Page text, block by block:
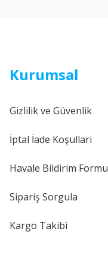
Kurumsal
Gizlilik ve Güvenlik
İptal İade Koşullari
Havale Bildirim Formu
Sipariş Sorgula
Kargo Takibi